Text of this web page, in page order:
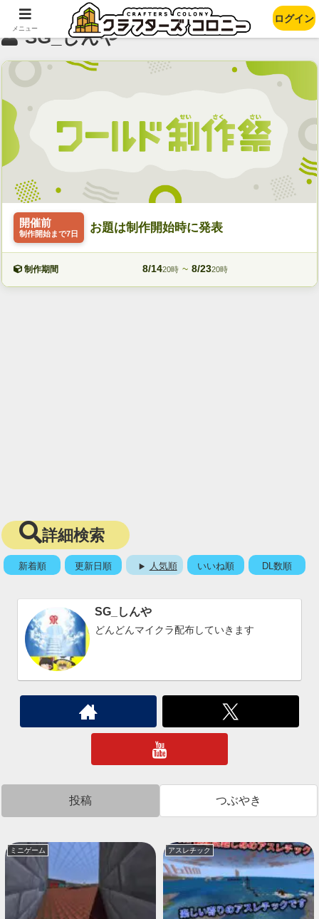
SG_しんや
開催前
制作開始まで7日 お題は制作開始時に発表
制作期間 8/1420時 ~ 8/2320時
詳細検索
新着順 更新日順 人気順 いいね順 DL数順
SG_しんや
どんどんマイクラ配布していきます
投稿 つぶやき
ミニゲーム アスレチック
メニュー
ログイン